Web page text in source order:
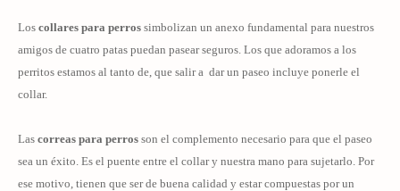
Los collares para perros simbolizan un anexo fundamental para nuestros
amigos de cuatro patas puedan pasear seguros. Los que adoramos a los
perritos estamos al tanto de, que salir a dar un paseo incluye ponerle el
collar.
Las correas para perros son el complemento necesario para que el paseo
sea un éxito. Es el puente entre el collar y nuestra mano para sujetarlo. Por
ese motivo, tienen que ser de buena calidad y estar compuestas por un